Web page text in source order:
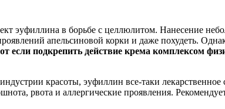
эуфиллина в борьбе с целлюлитом. Нанесение
апельсиновой корки и даже похудеть.
если подкрепить действие крема комплексом
красоты, эуфиллин все-таки
рвота и аллергические проявления.